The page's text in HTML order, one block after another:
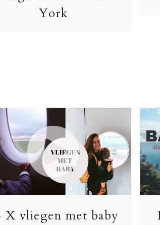
York
X vliegen met baby